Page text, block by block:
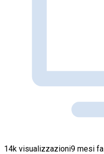
14k visualizzazioni9 mesi fa